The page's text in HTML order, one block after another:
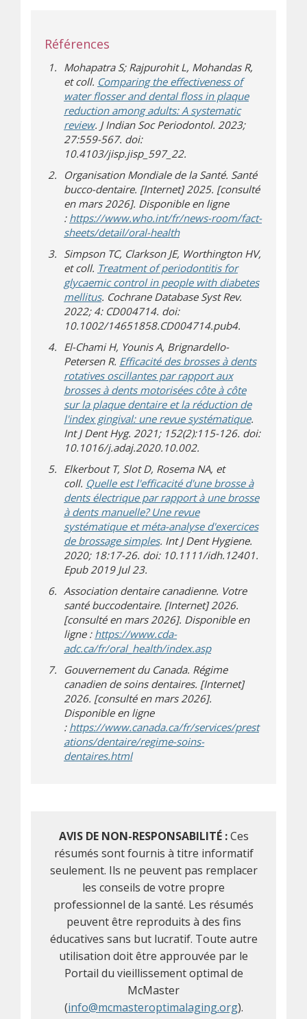
Références
Mohapatra S; Rajpurohit L, Mohandas R,
et coll. Comparing the effectiveness of
water flosser and dental floss in plaque
reduction among adults: A systematic
review(s’ouvre sur un autre site)
. J Indian Soc Periodontol. 2023;
27:559-567. doi:
10.4103/jisp.jisp_597_22.
Organisation Mondiale de la Santé. Santé
bucco-dentaire. [Internet] 2025. [consulté
en mars 2026]. Disponible en ligne
: https://www.who.int/fr/news-room/fact-
sheets/detail/oral-health(s’ouvre dans une
(s’ouvre sur un autre site)
Simpson TC, Clarkson JE, Worthington HV,
et coll. Treatment of periodontitis for
glycaemic control in people with diabetes
mellitus(s’ouvre sur un autre site)
. Cochrane Database Syst Rev.
2022; 4: CD004714. doi:
10.1002/14651858.CD004714.pub4.
El-Chami H, Younis A, Brignardello-
Petersen R. Efficacité des brosses à dents
rotatives oscillantes par rapport aux
brosses à dents motorisées côte à côte
sur la plaque dentaire et la réduction de
l'index gingival: une revue systématique.
Int J Dent Hyg. 2021; 152(2):115-126. doi:
10.1016/j.adaj.2020.10.002.
Elkerbout T, Slot D, Rosema NA, et
coll. Quelle est l'efficacité d'une brosse à
dents électrique par rapport à une brosse
à dents manuelle? Une revue
systématique et méta-analyse d'exercices
de brossage simples. Int J Dent Hygiene.
2020; 18:17-26. doi: 10.1111/idh.12401.
Epub 2019 Jul 23.
Association dentaire canadienne. Votre
santé buccodentaire. [Internet] 2026.
[consulté en mars 2026]. Disponible en
ligne : https://www.cda-
adc.ca/fr/oral_health/index.asp(s’ouvre dans une
(s’ouvre sur un
Gouvernement du Canada. Régime
canadien de soins dentaires. [Internet]
2026. [consulté en mars 2026].
Disponible en ligne
: https://www.canada.ca/fr/services/prest
ations/dentaire/regime-soins-
dentaires.html(s’ouvre dans une nouvelle fenêtre)
(s’ouvre sur un autre site)
AVIS DE NON-RESPONSABILITÉ :Ces
résumés sont fournis à titre informatif
seulement. Ils ne peuvent pas remplacer
les conseils de votre propre
professionnel de la santé. Les résumés
peuvent être reproduits à des fins
éducatives sans but lucratif. Toute autre
utilisation doit être approuvée par le
Portail du vieillissement optimal de
McMaster
(info@mcmasteroptimalaging.org).